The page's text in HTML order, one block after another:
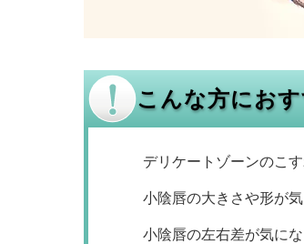
こんな方にお
デリケートゾーンのこ
小陰唇の大きさや形が
小陰唇の左右差が気に